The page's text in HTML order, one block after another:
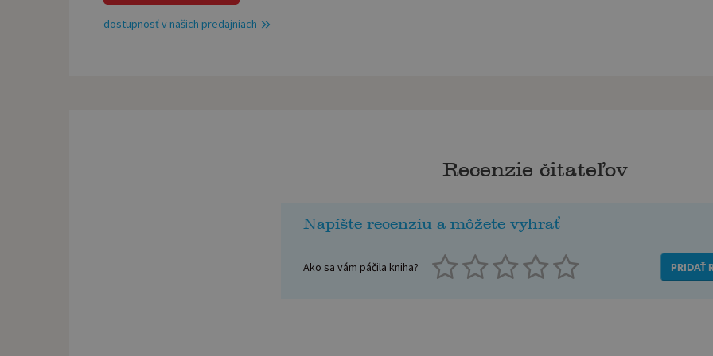
dostupnosť v našich predajniach
Recenzie čitateľov
Napíšte recenziu a môžete vyhrať
Ako sa vám páčila kniha? PRIDAŤ